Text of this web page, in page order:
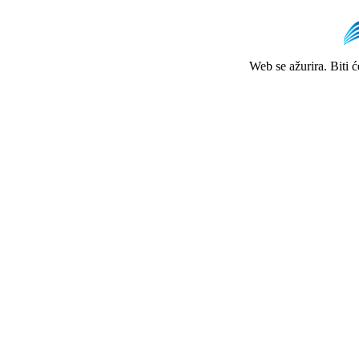
Web se ažurira. Biti